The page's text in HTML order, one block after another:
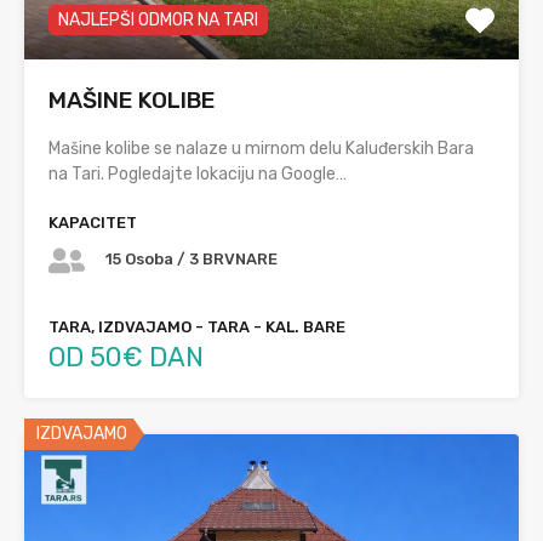
NAJLEPŠI ODMOR NA TARI
MAŠINE KOLIBE
Mašine kolibe se nalaze u mirnom delu Kaluđerskih Bara
na Tari. Pogledajte lokaciju na Google…
KAPACITET
15 Osoba / 3 BRVNARE
TARA, IZDVAJAMO - TARA - KAL. BARE
OD 50€ DAN
IZDVAJAMO